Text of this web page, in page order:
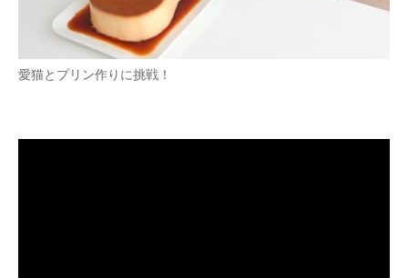
ITエンジニア向け専門サイト
企業向けIT製品の総合サイト
愛猫とプリン作りに挑戦！